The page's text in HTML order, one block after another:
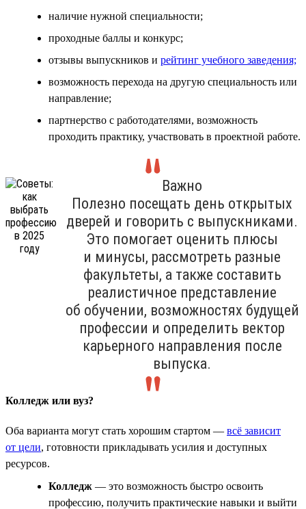
наличие нужной специальности;
проходные баллы и конкурс;
отзывы выпускников и рейтинг учебного заведения;
возможность перехода на другую специальность или
направление;
партнерство с работодателями, возможность
проходить практику, участвовать в проектной работе.
Важно
Полезно посещать день открытых
дверей и говорить с выпускниками.
Это помогает оценить плюсы
и минусы, рассмотреть разные
факультеты, а также составить
реалистичное представление
об обучении, возможностях будущей
профессии и определить вектор
карьерного направления после
выпуска.
Колледж или вуз?
Оба варианта могут стать хорошим стартом — всё зависит
от цели, готовности прикладывать усилия и доступных
ресурсов.
Колледж — это возможность быстро освоить
профессию, получить практические навыки и выйти